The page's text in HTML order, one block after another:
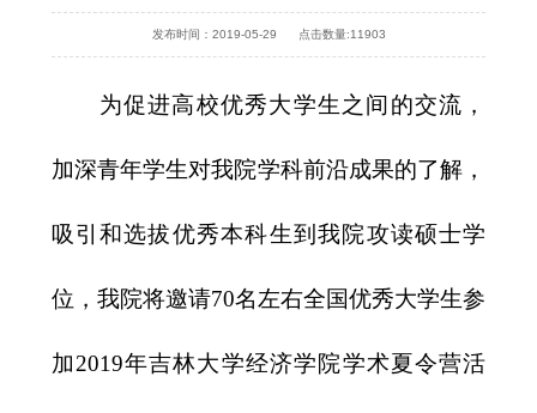
发布时间：2019-05-29 点击数量:11903
为促进高校优秀大学生之间的交流，
加深青年学生对我院学科前沿成果的了解，
吸引和选拔优秀本科生到我院攻读硕士学
位，我院将邀请70名左右全国优秀大学生参
加2019年吉林大学经济学院学术夏令营活